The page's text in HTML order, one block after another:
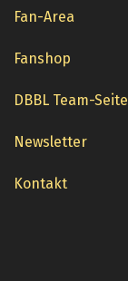
Fan-Area
Fanshop
DBBL Team-Seite
Newsletter
Kontakt